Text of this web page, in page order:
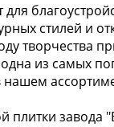
стилей и
творчества
одна из самых
нашем
плитки